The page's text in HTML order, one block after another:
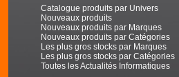
Catalogue produits par Univers
Nouveaux produits
Nouveaux produits par Marques
Nouveaux produits par Catégories
Les plus gros stocks par Marques
Les plus gros stocks par Catégories
Toutes les Actualités Informatiques